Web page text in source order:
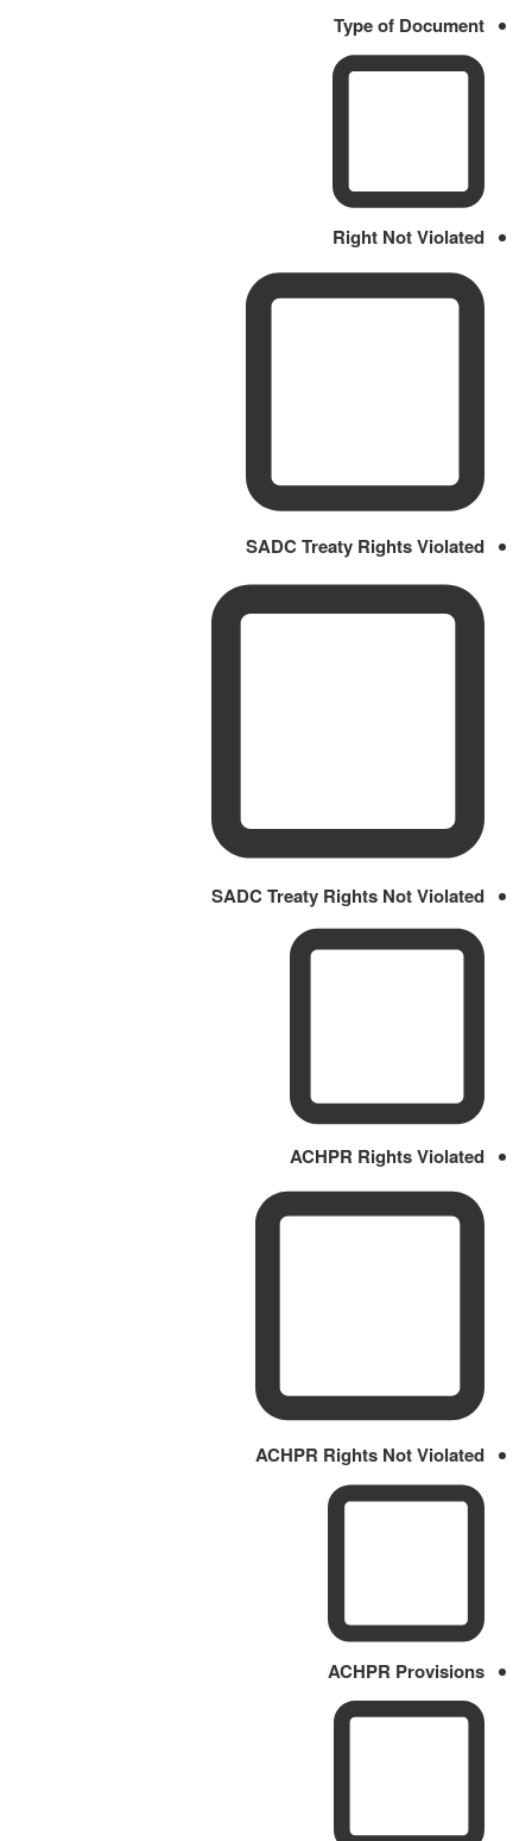
Type of Document
Right Not Violated
SADC Treaty Rights Violated
SADC Treaty Rights Not Violated
ACHPR Rights Violated
ACHPR Rights Not Violated
ACHPR Provisions